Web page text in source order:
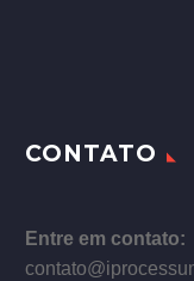
CONTATO
Entre em contato: